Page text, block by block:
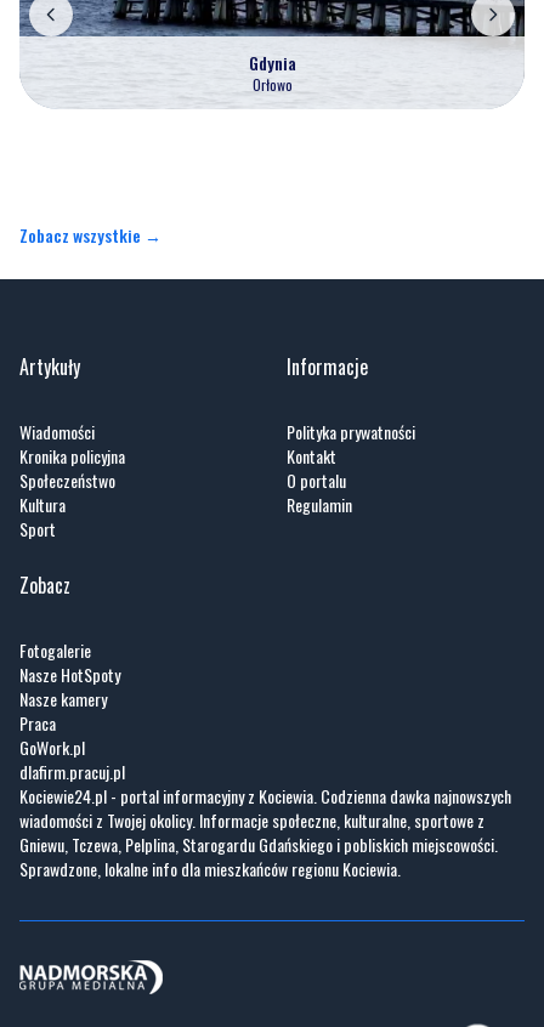
Gdynia
Orłowo
Zobacz wszystkie →
Artykuły
Wiadomości
Kronika policyjna
Społeczeństwo
Kultura
Sport
Informacje
Polityka prywatności
Kontakt
O portalu
Regulamin
Zobacz
Fotogalerie
Nasze HotSpoty
Nasze kamery
Praca
GoWork.pl
dlafirm.pracuj.pl
Kociewie24.pl - portal informacyjny z Kociewia. Codzienna dawka najnowszych
wiadomości z Twojej okolicy. Informacje społeczne, kulturalne, sportowe z
Gniewu, Tczewa, Pelplina, Starogardu Gdańskiego i pobliskich miejscowości.
Sprawdzone, lokalne info dla mieszkańców regionu Kociewia.